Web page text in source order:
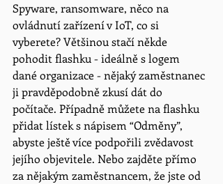
Spyware, ransomware, něco na
ovládnutí zařízení v IoT, co si
vyberete? Většinou stačí někde
pohodit flashku - ideálně s logem
dané organizace - nějaký zaměstnanec
ji pravděpodobně zkusí dát do
počítače. Případně můžete na flashku
přidat lístek s nápisem “Odměny”,
abyste ještě více podpořili zvědavost
jejího objevitele. Nebo zajděte přímo
za nějakým zaměstnancem, že jste od